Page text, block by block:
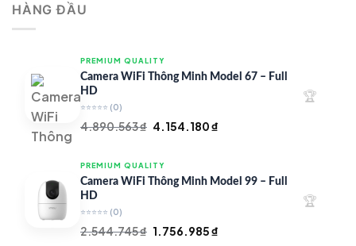
HÀNG ĐẦU
PREMIUM QUALITY
Camera WiFi Thông Minh Model 67 – Full
HD
⭐⭐⭐⭐⭐ (0)
4.890.563₫ Giá
là:
4.890.563 ₫.
4.154.180₫
là:
🏆
PREMIUM QUALITY
Camera WiFi Thông Minh Model 99 – Full
HD
⭐⭐⭐⭐⭐ (0)
2.544.745₫ Giá
1.756.985₫
🏆